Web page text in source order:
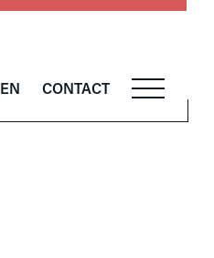
EN CONTACT